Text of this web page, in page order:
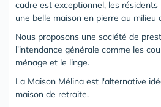
cadre est exceptionnel, les
une belle maison en pierre au milieu
Nous proposons une société de
l'intendance générale comme les
ménage et le linge.
La Maison Mélina est l'alternative
maison de retraite.